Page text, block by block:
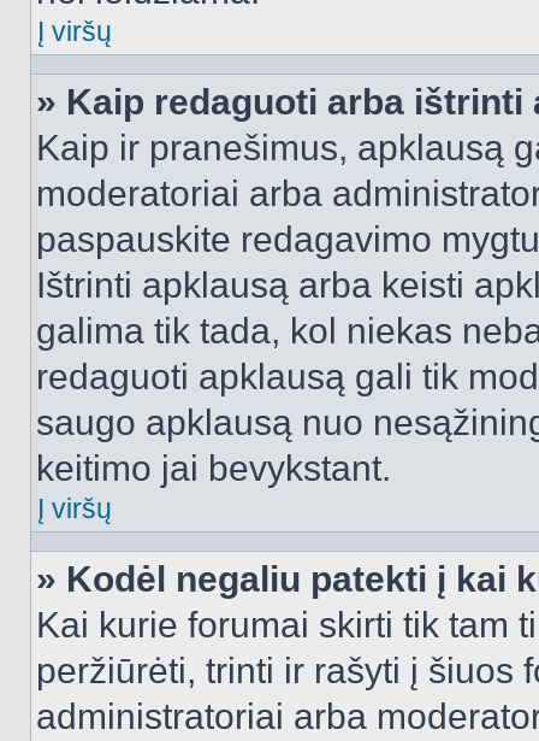
Į viršų
» Kaip redaguoti arba ištrinti
Kaip ir pranešimus, apklausą
moderatoriai arba
paspauskite redagavimo
Ištrinti apklausą arba keisti
galima tik tada, kol niekas
redaguoti apklausą gali tik
saugo apklausą nuo
keitimo jai bevykstant.
Į viršų
» Kodėl negaliu patekti į kai
Kai kurie forumai skirti tik tam
peržiūrėti, trinti ir rašyti į šiuos
administratoriai arba